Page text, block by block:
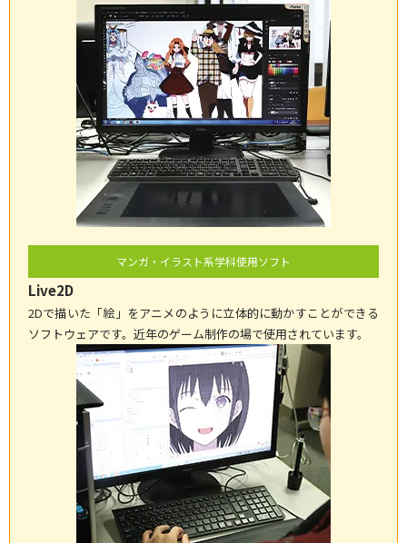
マンガ・イラスト系学科使用ソフト
Live2D
2Dで描いた「絵」をアニメのように立体的に動かすことができる
ソフトウェアです。近年のゲーム制作の場で使用されています。